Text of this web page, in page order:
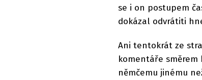
se i on postupem
dokázal odvrátiti
Ani tentokrát ze
komentáře směrem
němčemu jinému